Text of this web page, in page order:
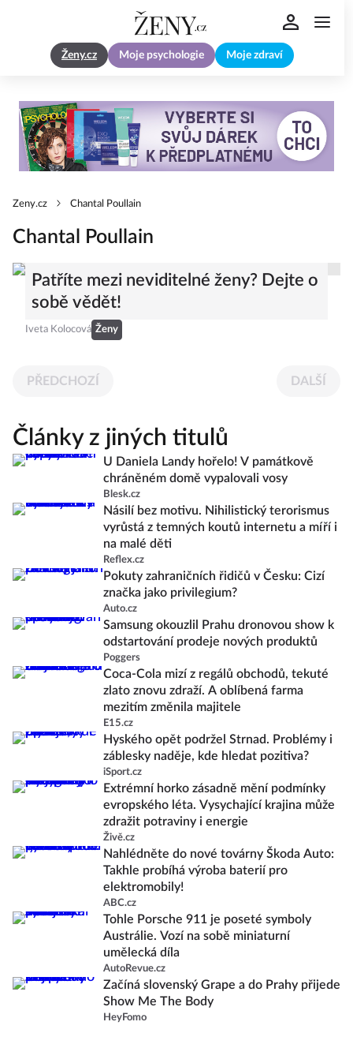
Ženy.cz Moje psychologie Moje zdraví
Zeny.cz Chantal Poullain
Chantal Poullain
Patříte mezi neviditelné ženy? Dejte o
sobě vědět!
Iveta Kolocová Ženy
PŘEDCHOZÍ DALŠÍ
Články z jiných titulů
U Daniela Landy hořelo! V památkově
chráněném domě vypalovali vosy
Blesk.cz
Násilí bez motivu. Nihilistický terorismus
vyrůstá z temných koutů internetu a míří i
na malé děti
Reflex.cz
Pokuty zahraničních řidičů v Česku: Cizí
značka jako privilegium?
Auto.cz
Samsung okouzlil Prahu dronovou show k
odstartování prodeje nových produktů
Poggers
Coca-Cola mizí z regálů obchodů, tekuté
zlato znovu zdraží. A oblíbená farma
mezitím změnila majitele
E15.cz
Hyského opět podržel Strnad. Problémy i
záblesky naděje, kde hledat pozitiva?
iSport.cz
Extrémní horko zásadně mění podmínky
evropského léta. Vysychající krajina může
zdražit potraviny i energie
Živě.cz
Nahlédněte do nové továrny Škoda Auto:
Takhle probíhá výroba baterií pro
elektromobily!
ABC.cz
Tohle Porsche 911 je poseté symboly
Austrálie. Vozí na sobě miniaturní
umělecká díla
AutoRevue.cz
Začíná slovenský Grape a do Prahy přijede
Show Me The Body
HeyFomo